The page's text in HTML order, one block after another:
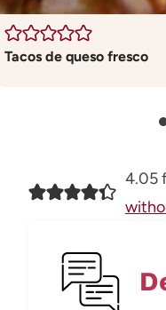
Tacos de queso fresco
4.05